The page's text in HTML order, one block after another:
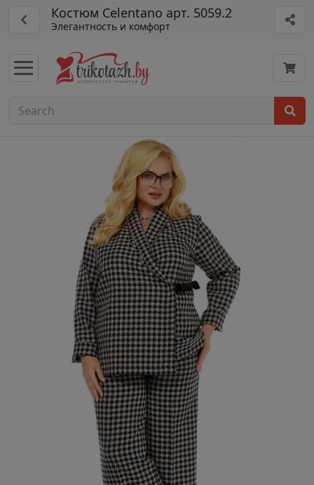
Костюм Celentano арт. 5059.2
Элегантность и комфорт